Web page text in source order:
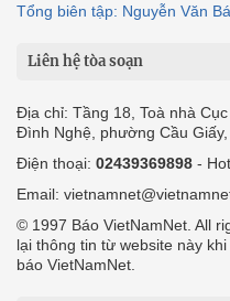
Tổng biên tập: Nguyễn Văn Bá
Liên hệ tòa soạn
Địa chỉ: Tầng 18, Toà nhà
Đình Nghệ, phường Cầu Giấy,
Điện thoại: 02439369898 -
Email:
© 1997 Báo VietNamNet. All
lại thông tin từ website này
báo VietNamNet.